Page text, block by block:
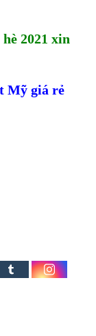
2021 xin
Mỹ giá rẻ